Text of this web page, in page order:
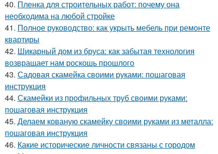
40. Пленка для строительных работ: почему она
необходима на любой стройке
41. Полное руководство: как укрыть мебель при ремонте
квартиры
42. Шикарный дом из бруса: как забытая технология
возвращает нам роскошь прошлого
43. Садовая скамейка своими руками: пошаговая
инструкция
44. Скамейки из профильных труб своими руками:
пошаговая инструкция
45. Делаем кованую скамейку своими руками из металла:
пошаговая инструкция
46. Какие исторические личности связаны с городом